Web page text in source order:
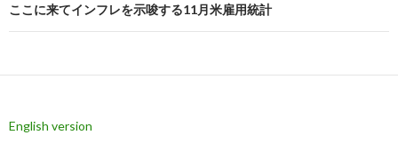
ゲ
シ
ここに来てインフレを示唆する11月米雇用統計
English version